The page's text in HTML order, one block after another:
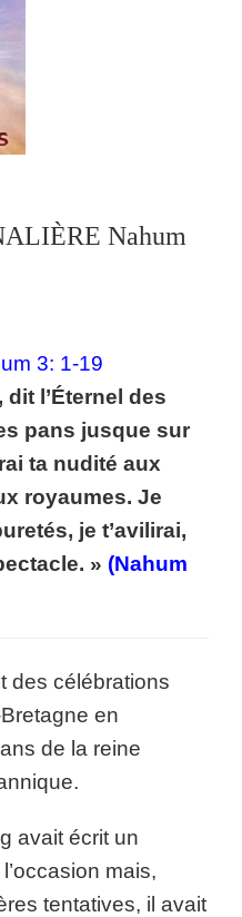
Nahum
3: 1-19
dit l’Éternel des
pans jusque sur
ta nudité aux
royaumes. Je
je t’avilirai,
» (Nahum
des célébrations
en
de la reine
avait écrit un
mais,
tentatives, il avait